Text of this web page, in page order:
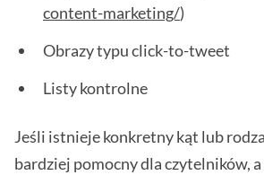
content-marketing/)
Obrazy typu click-to-tweet
Listy kontrolne
Jeśli istnieje konkretny kąt lub
bardziej pomocny dla czytelników,